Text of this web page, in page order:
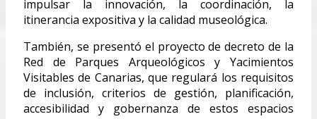
impulsar la innovación, la coordinación, la
itinerancia expositiva y la calidad museológica.
También, se presentó el proyecto de decreto de la
Red de Parques Arqueológicos y Yacimientos
Visitables de Canarias, que regulará los requisitos
de inclusión, criterios de gestión, planificación,
accesibilidad y gobernanza de estos espacios